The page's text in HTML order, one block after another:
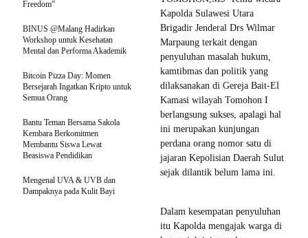
Kapolda Sulawesi Utara
Brigadir Jenderal Drs Wilmar
Marpaung terkait dengan
penyuluhan masalah hukum,
kamtibmas dan politik yang
dilaksanakan di Gereja Bait-El
Kamasi wilayah Tomohon I
berlangsung sukses, apalagi hal
ini merupakan kunjungan
perdana orang nomor satu di
jajaran Kepolisian Daerah Sulut
sejak dilantik belum lama ini.
Dalam kesempatan penyuluhan
itu Kapolda mengajak warga di
Freedom”
BINUS @Malang Hadirkan
Workshop untuk Kesehatan
Mental dan Performa Akademik
Bitcoin Pizza Day: Momen
Bersejarah Ingatkan Kripto untuk
Semua Orang
Bantu Teman Bersama Sakola
Kembara Berkomitmen
Membantu Siswa Lewat
Beasiswa Pendidikan
Mengenal UVA & UVB dan
Dampaknya pada Kulit Bayi